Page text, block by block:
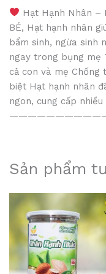
Hạt Hạnh Nhân –
BÉ, Hạt hạnh nhân
bẩm sinh, ngừa sinh
ngay trong bụng mẹ
cả con và mẹ
biệt Hạt hạnh nhân
ngon, cung cấp
Sản phẩm